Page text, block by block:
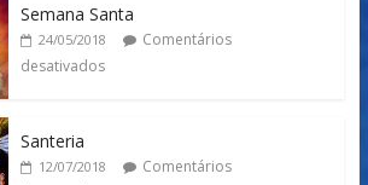
Semana Santa
24/05/2018
Comentários
desativados
Santeria
12/07/2018
Comentários